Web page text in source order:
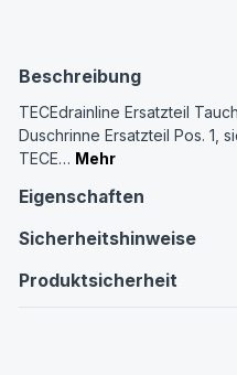
Beschreibung
TECEdrainline Ersatzteil
Duschrinne Ersatzteil Pos. 1,
TECE… Mehr
Eigenschaften
Sicherheitshinweise
Produktsicherheit